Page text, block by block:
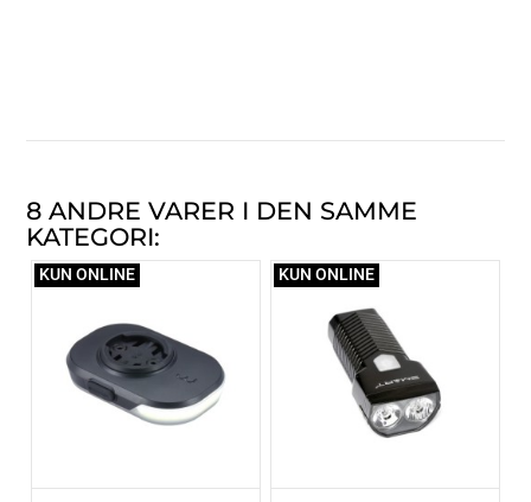
8 ANDRE VARER I DEN SAMME
KATEGORI:
KUN ONLINE KUN ONLINE